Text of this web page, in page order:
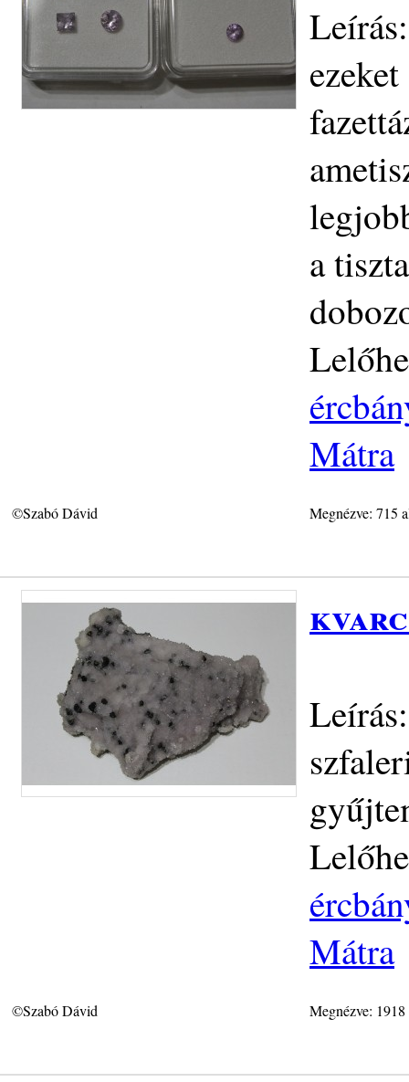
a
Mátra
©Szabó Dávid Megnézve: 715
Mátra
©Szabó Dávid Megnézve: